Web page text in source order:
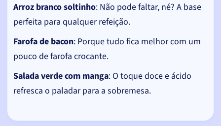
Arroz branco soltinho: Não pode faltar, né? A base
perfeita para qualquer refeição.
Farofa de bacon: Porque tudo fica melhor com um
pouco de farofa crocante.
Salada verde com manga: O toque doce e ácido
refresca o paladar para a sobremesa.